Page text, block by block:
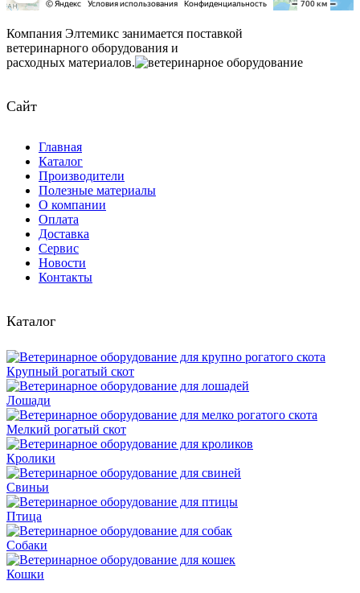
Компания Элтемикс занимается поставкой
ветеринарного оборудования и
расходных материалов.
Сайт
Главная
Каталог
Производители
Полезные материалы
О компании
Оплата
Доставка
Сервис
Новости
Контакты
Каталог
Крупный рогатый скот
Лошади
Мелкий рогатый скот
Кролики
Свиньи
Птица
Собаки
Кошки